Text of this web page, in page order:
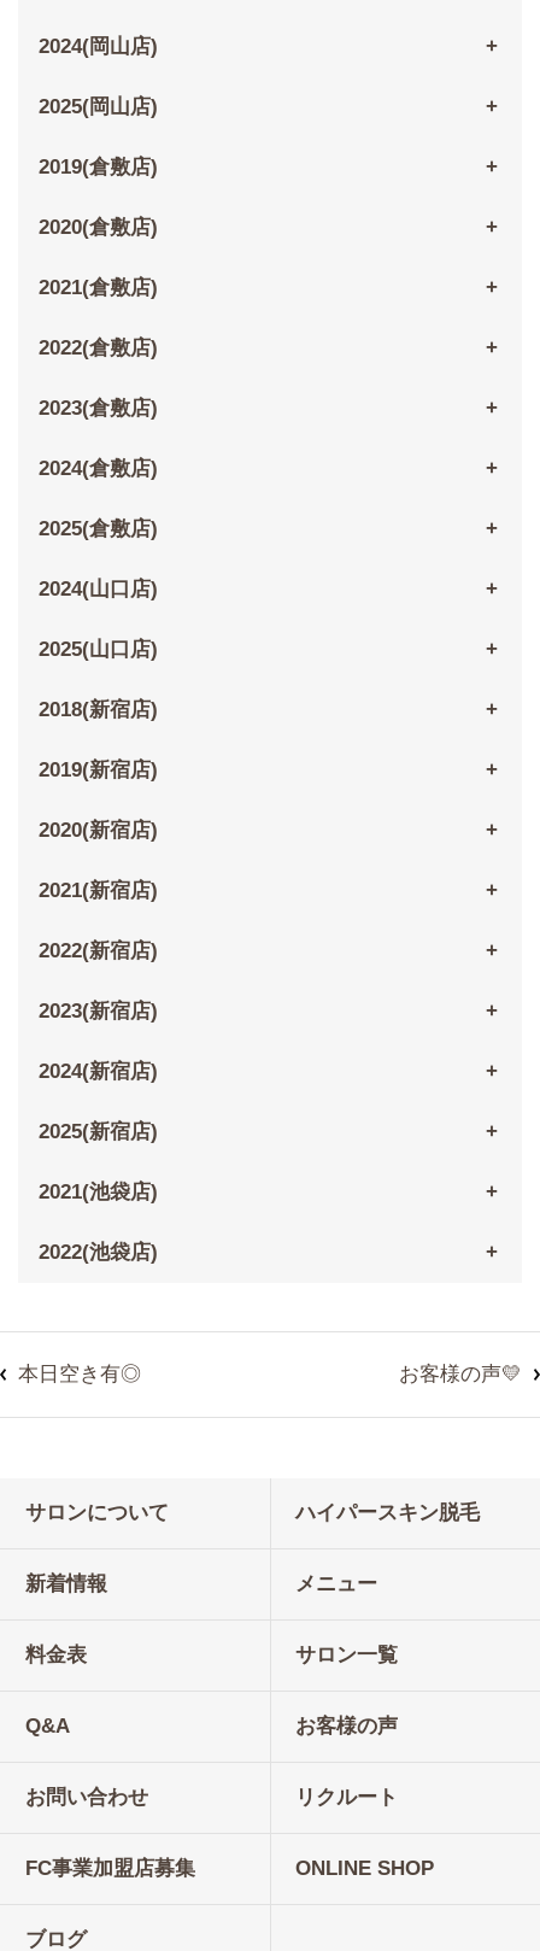
2024(岡山店)
2025(岡山店)
2019(倉敷店)
2020(倉敷店)
2021(倉敷店)
2022(倉敷店)
2023(倉敷店)
2024(倉敷店)
2025(倉敷店)
2024(山口店)
2025(山口店)
2018(新宿店)
2019(新宿店)
2020(新宿店)
2021(新宿店)
2022(新宿店)
2023(新宿店)
2024(新宿店)
2025(新宿店)
2021(池袋店)
2022(池袋店)
本日空き有◎ お客様の声💛
サロンについて ハイパースキン脱毛
新着情報 メニュー
料金表 サロン一覧
Q&A お客様の声
お問い合わせ リクルート
FC事業加盟店募集 ONLINE SHOP
ブログ